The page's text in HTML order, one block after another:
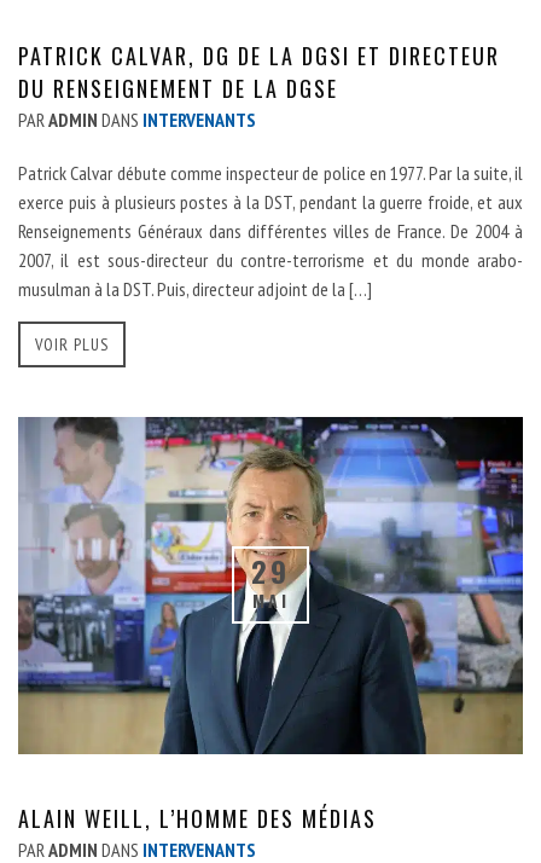
PATRICK CALVAR, DG DE LA DGSI ET DIRECTEUR
DU RENSEIGNEMENT DE LA DGSE
PAR ADMIN DANS INTERVENANTS
Patrick Calvar débute comme inspecteur de police en 1977. Par la suite, il
exerce puis à plusieurs postes à la DST, pendant la guerre froide, et aux
Renseignements Généraux dans différentes villes de France. De 2004 à
2007, il est sous-directeur du contre-terrorisme et du monde arabo-
musulman à la DST. Puis, directeur adjoint de la […]
VOIR PLUS
29
MAI
ALAIN WEILL, L’HOMME DES MÉDIAS
PAR ADMIN DANS INTERVENANTS